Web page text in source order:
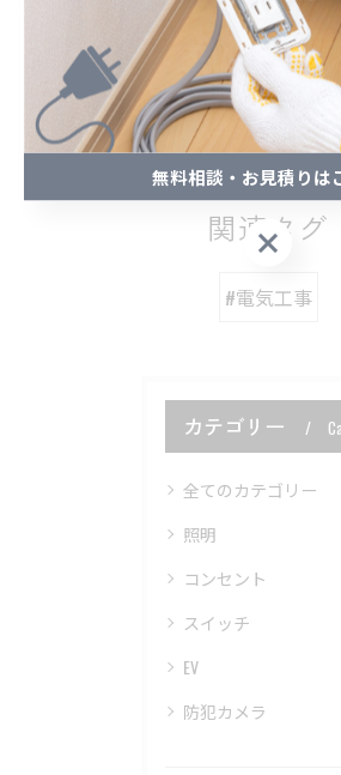
< 前のページ 一覧に戻る
関連タグ
#電気工事
カテゴリー
全てのカテゴリー
照明
コンセント
スイッチ
EV
防犯カメラ
無料相談・お見積りは
無料相談・お見積りは